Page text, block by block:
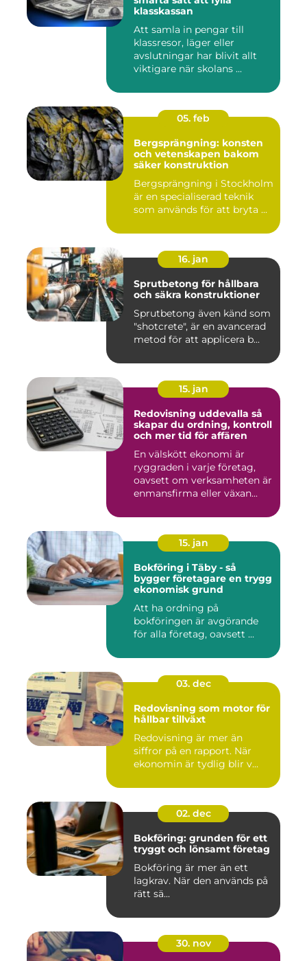
klasskassan
Att samla in pengar till
klassresor, läger eller
avslutningar har blivit allt
viktigare när skolans ...
05. feb
Bergsprängning: konsten
och vetenskapen bakom
säker konstruktion
Bergsprängning i Stockholm
är en specialiserad teknik
som används för att bryta ...
16. jan
Sprutbetong för hållbara
och säkra konstruktioner
Sprutbetong även känd som
"shotcrete", är en avancerad
metod för att applicera b...
15. jan
Redovisning uddevalla så
skapar du ordning, kontroll
och mer tid för affären
En välskött ekonomi är
ryggraden i varje företag,
oavsett om verksamheten är
enmansfirma eller växan...
15. jan
Bokföring i Täby - så
bygger företagare en trygg
ekonomisk grund
Att ha ordning på
bokföringen är avgörande
för alla företag, oavsett ...
03. dec
Redovisning som motor för
hållbar tillväxt
Redovisning är mer än
siffror på en rapport. När
ekonomin är tydlig blir v...
02. dec
Bokföring: grunden för ett
tryggt och lönsamt företag
Bokföring är mer än ett
lagkrav. När den används på
rätt sä...
30. nov